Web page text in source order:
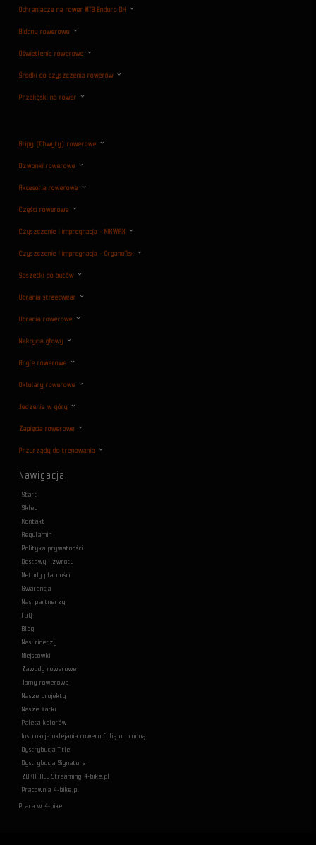
Ochraniacze na rower MTB Enduro DH
Bidony rowerowe
Oświetlenie rowerowe
Środki do czyszczenia rowerów
Przekąski na rower
Gripy (Chwyty) rowerowe
Dzwonki rowerowe
Akcesoria rowerowe
Części rowerowe
Czyszczenie i impregnacja - NIKWAX
Czyszczenie i impregnacja - OrganoTex
Saszetki do butów
Ubrania streetwear
Ubrania rowerowe
Nakrycia głowy
Gogle rowerowe
Oklulary rowerowe
Jedzenie w góry
Zapięcia rowerowe
Przyrządy do trenowania
Nawigacja
Start
Sklep
Kontakt
Regulamin
Polityka prywatności
Dostawy i zwroty
Metody płatności
Gwarancja
Nasi partnerzy
F&Q
Blog
Nasi riderzy
Miejscówki
Zawody rowerowe
Jamy rowerowe
Nasze projekty
Nasze Marki
Paleta kolorów
Instrukcja oklejania roweru folią ochronną
Dystrybucja Title
Dystrybucja Signature
ZOKAHALL Streaming 4-bike.pl
Pracownia 4-bike.pl
Praca w 4-bike